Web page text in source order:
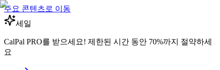
주요 콘텐츠로 이동
세일
CalPal PRO를 받으세요! 제한된 시간 동안 70%까지 절약하세
요